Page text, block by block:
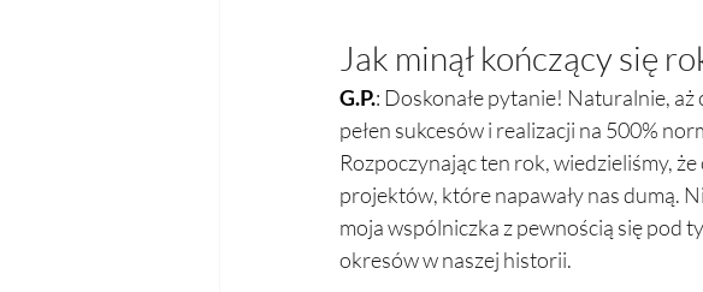
Jak minął kończący się
G.P.: Doskonałe pytanie! Naturalnie, aż
pełen sukcesów i realizacji na 500%
Rozpoczynając ten rok, wiedzieliśmy,
projektów, które napawały nas dumą.
moja wspólniczka z pewnością się pod
okresów w naszej historii.